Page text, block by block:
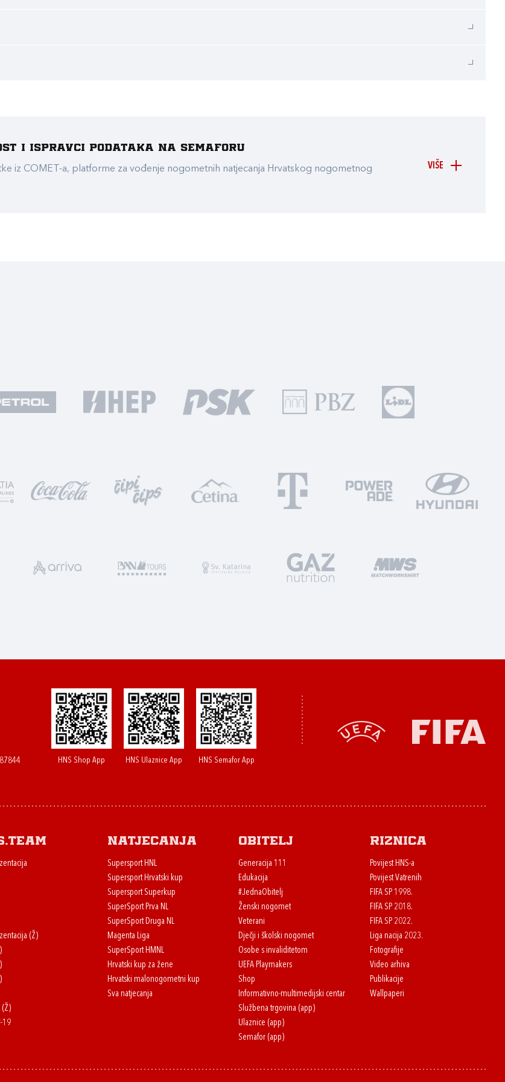
VIŠE
i ispravci podataka na Semaforu
iz COMET-a, platforme za vođenje nogometnih natjecanja Hrvatskog nogometnog
HNS Shop App HNS Ulaznice App HNS Semafor App
(Ž)
(Ž)
19
Natjecanja
Supersport HNL
Supersport Hrvatski kup
Supersport Superkup
SuperSport Prva NL
SuperSport Druga NL
Magenta Liga
SuperSport HMNL
Hrvatski kup za žene
Hrvatski malonogometni kup
Sva natjecanja
Obitelj
Generacija 111
Edukacija
#JednaObitelj
Ženski nogomet
Veterani
Dječji i školski nogomet
Osobe s invaliditetom
UEFA Playmakers
Shop
Informativno-multimedijski centar
Službena trgovina (app)
Ulaznice (app)
Semafor (app)
Riznica
Povijest HNS-a
Povijest Vatrenih
FIFA SP 1998.
FIFA SP 2018.
FIFA SP 2022.
Liga nacija 2023.
Fotografije
Video arhiva
Publikacije
Wallpaperi